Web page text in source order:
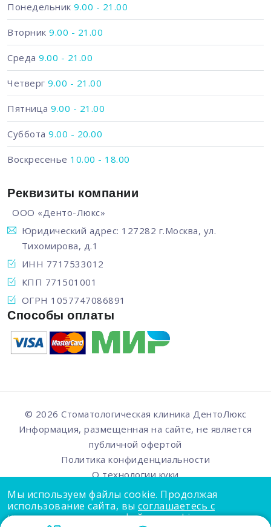
Понедельник 9.00 - 21.00
Вторник 9.00 - 21.00
Среда 9.00 - 21.00
Четверг 9.00 - 21.00
Пятница 9.00 - 21.00
Суббота 9.00 - 20.00
Воскресенье 10.00 - 18.00
Реквизиты компании
ООО «Денто-Люкс»
Юридический адрес: 127282 г.Москва, ул.
Тихомирова, д.1
ИНН 7717533012
КПП 771501001
ОГРН 1057747086891
Способы оплаты
© 2026 Стоматологическая клиника ДентоЛюкс
Информация, размещенная на сайте, не является
публичной офертой
Политика конфиденциальности
О технологии куки
Мы используем файлы cookie. Продолжая
использование сайта, вы соглашаетесь с
использованием нами файлов cookie.